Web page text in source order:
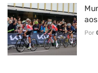
Por